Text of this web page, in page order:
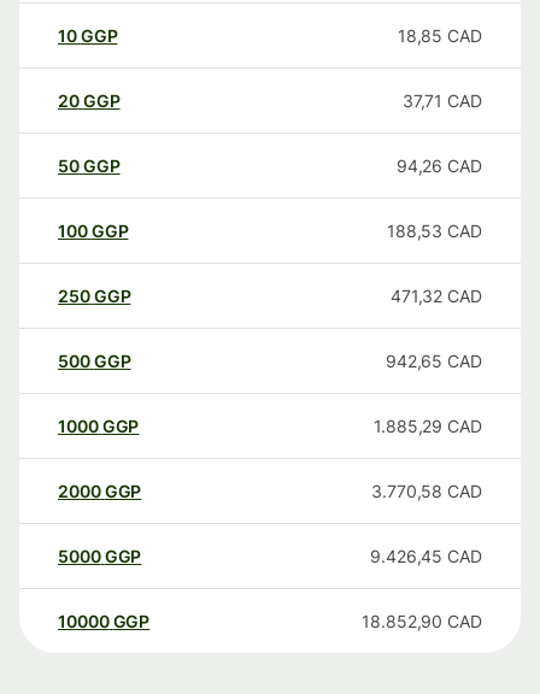
10GGP 18,85 CAD
20GGP 37,71 CAD
50GGP 94,26 CAD
100GGP 188,53 CAD
250GGP 471,32 CAD
500GGP 942,65 CAD
1000GGP 1.885,29 CAD
2000GGP 3.770,58 CAD
5000GGP 9.426,45 CAD
10000 GGP 18.852,90 CAD